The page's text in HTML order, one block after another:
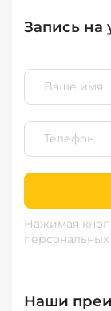
Запись на
Нажимая
Наши